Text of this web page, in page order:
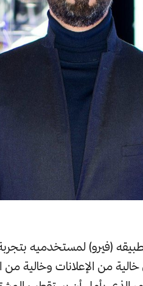
(فيرو) لمستخدميه
من الإعلانات وخالية من